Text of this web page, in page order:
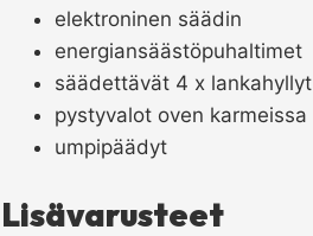
elektroninen säädin
energiansäästöpuhaltimet
säädettävät 4 x lankahyllyt
pystyvalot oven karmeissa
umpipäädyt
Lisävarusteet